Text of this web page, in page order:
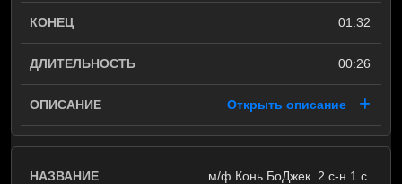
01:32
00:26
Открыть описание
м/ф Конь БоДжек. 2 с-н 1 с.